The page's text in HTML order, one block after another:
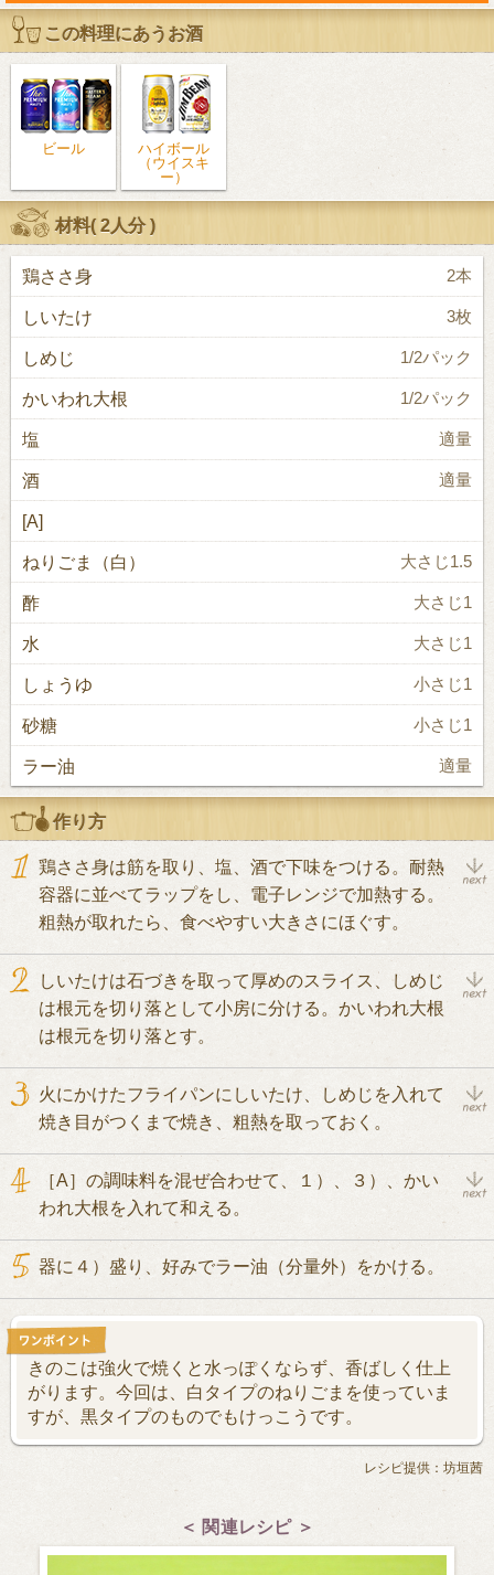
この料理にあうお酒
ビール
ハイボール
（ウイスキ
ー）
材料(2人分)
鶏ささ身 2本
しいたけ 3枚
しめじ 1/2パック
かいわれ大根 1/2パック
塩 適量
酒 適量
[A]
ねりごま（白） 大さじ1.5
酢 大さじ1
水 大さじ1
しょうゆ 小さじ1
砂糖 小さじ1
ラー油 適量
作り方
鶏ささ身は筋を取り、塩、酒で下味をつける。耐熱
容器に並べてラップをし、電子レンジで加熱する。
粗熱が取れたら、食べやすい大きさにほぐす。
しいたけは石づきを取って厚めのスライス、しめじ
は根元を切り落として小房に分ける。かいわれ大根
は根元を切り落とす。
火にかけたフライパンにしいたけ、しめじを入れて
焼き目がつくまで焼き、粗熱を取っておく。
［A］の調味料を混ぜ合わせて、１）、３）、かい
われ大根を入れて和える。
器に４）盛り、好みでラー油（分量外）をかける。
きのこは強火で焼くと水っぽくならず、香ばしく仕上
がります。今回は、白タイプのねりごまを使っていま
すが、黒タイプのものでもけっこうです。
レシピ提供：坊垣茜
＜ 関連レシピ ＞